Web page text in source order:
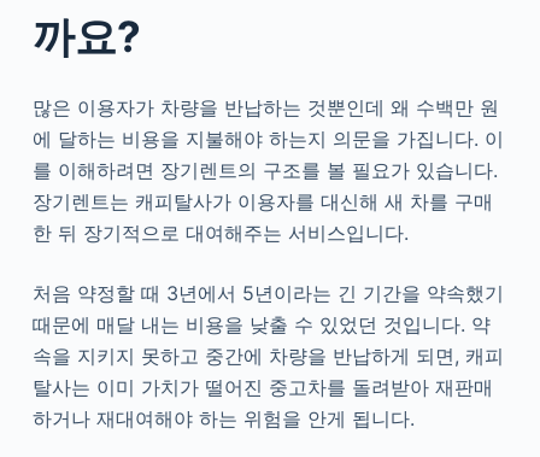
까요?
많은 이용자가 차량을 반납하는 것뿐인데 왜 수백만 원
에 달하는 비용을 지불해야 하는지 의문을 가집니다. 이
를 이해하려면 장기렌트의 구조를 볼 필요가 있습니다.
장기렌트는 캐피탈사가 이용자를 대신해 새 차를 구매
한 뒤 장기적으로 대여해주는 서비스입니다.
처음 약정할 때 3년에서 5년이라는 긴 기간을 약속했기
때문에 매달 내는 비용을 낮출 수 있었던 것입니다. 약
속을 지키지 못하고 중간에 차량을 반납하게 되면, 캐피
탈사는 이미 가치가 떨어진 중고차를 돌려받아 재판매
하거나 재대여해야 하는 위험을 안게 됩니다.